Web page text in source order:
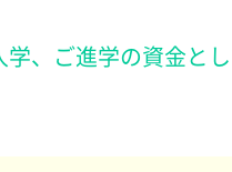
学、ご進学の資金と